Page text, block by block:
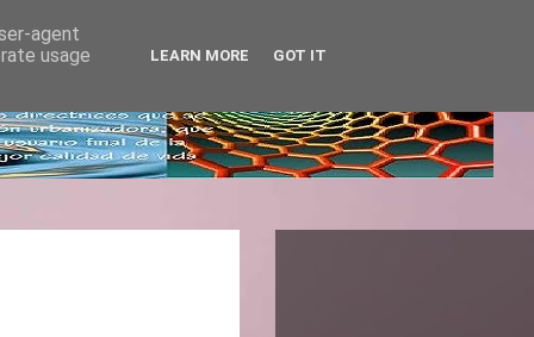
agent
usage
LEARN MORE GOT IT